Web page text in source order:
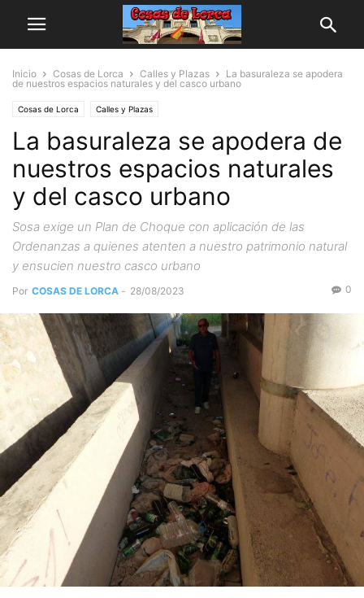
Inicio Cosas de Lorca Calles y Plazas
La basuraleza se apodera
de nuestros espacios naturales y del casco urbano
Cosas de Lorca Calles y Plazas
La basuraleza se apodera de
nuestros espacios naturales
y del casco urbano
Sosa exige un Plan de Choque con aplicación de las
Ordenanzas a quienes atenten a nuestro patrimonio natural
y ensucien nuestro casco urbano
Por COSAS DE LORCA - 28/08/2023 0